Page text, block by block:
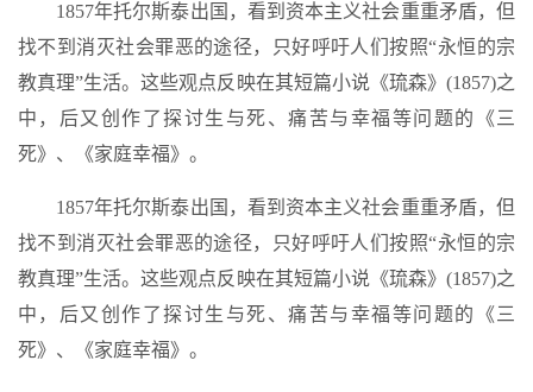
1857年托尔斯泰出国，看到资本主义社会重重矛盾，但
找不到消灭社会罪恶的途径，只好呼吁人们按照“永恒的宗
教真理”生活。这些观点反映在其短篇小说《琉森》(1857)之
中，后又创作了探讨生与死、痛苦与幸福等问题的《三
死》、《家庭幸福》。
1857年托尔斯泰出国，看到资本主义社会重重矛盾，但
找不到消灭社会罪恶的途径，只好呼吁人们按照“永恒的宗
教真理”生活。这些观点反映在其短篇小说《琉森》(1857)之
中，后又创作了探讨生与死、痛苦与幸福等问题的《三
死》、《家庭幸福》。